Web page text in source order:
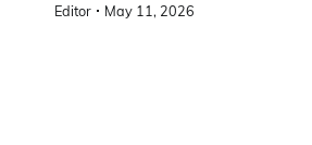
Editor May 11, 2026